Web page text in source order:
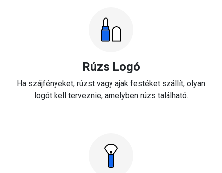
Rúzs Logó
Ha szájfényeket, rúzst vagy ajak festéket szállít, olyan
logót kell terveznie, amelyben rúzs található.